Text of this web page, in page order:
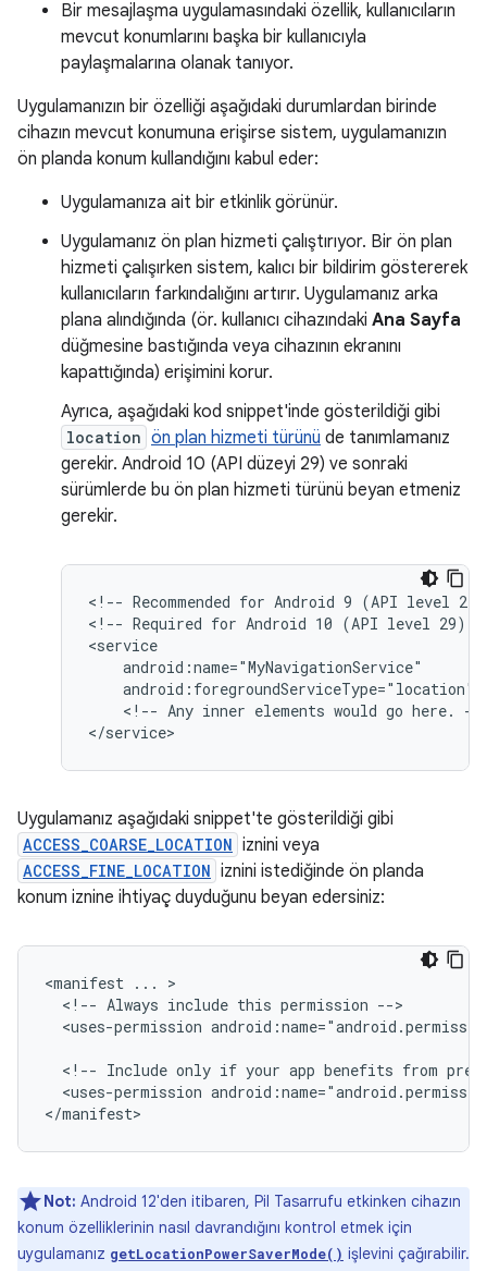
Bir mesajlaşma uygulamasındaki özellik, kullanıcıların
mevcut konumlarını başka bir kullanıcıyla
paylaşmalarına olanak tanıyor.
Uygulamanızın bir özelliği aşağıdaki durumlardan birinde
cihazın mevcut konumuna erişirse sistem, uygulamanızın
ön planda konum kullandığını kabul eder:
Uygulamanıza ait bir etkinlik görünür.
Uygulamanız ön plan hizmeti çalıştırıyor. Bir ön plan
hizmeti çalışırken sistem, kalıcı bir bildirim göstererek
kullanıcıların farkındalığını artırır. Uygulamanız arka
plana alındığında (ör. kullanıcı cihazındaki Ana Sayfa
düğmesine bastığında veya cihazının ekranını
kapattığında) erişimini korur.
Ayrıca, aşağıdaki kod snippet'inde gösterildiği gibi
location ön plan hizmeti türünü de tanımlamanız
gerekir. Android 10 (API düzeyi 29) ve sonraki
sürümlerde bu ön plan hizmeti türünü beyan etmeniz
gerekir.
<!-- Recommended for Android 9 (API level 28)
<!-- Required for Android 10 (API level 29)
android:foregroundServiceType="location"
<!-- Any inner elements would go here.
--
Uygulamanız aşağıdaki snippet'te gösterildiği gibi
ACCESS_COARSE_LOCATION iznini veya
ACCESS_FINE_LOCATION iznini istediğinde ön planda
konum iznine ihtiyaç duyduğunu beyan edersiniz:
<manifest ...
<!-- Always include this permission
<uses-permission
<!-- Include only if your app benefits from
<uses-permission
Not: Android 12'den itibaren, Pil Tasarrufu etkinken cihazın
konum özelliklerinin nasıl davrandığını kontrol etmek için
uygulamanız getLocationPowerSaverMode() işlevini çağırabilir.